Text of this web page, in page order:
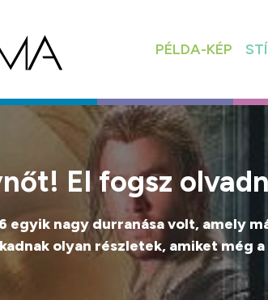
PÉLDA-KÉP
El fogsz
egyik nagy durranása volt, amely
olyan részletek, amiket még